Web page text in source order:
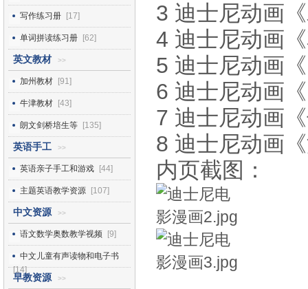
写作练习册 [17]
单词拼读练习册 [62]
英文教材 >>
加州教材 [91]
牛津教材 [43]
朗文剑桥培生等 [135]
英语手工 >>
英语亲子手工和游戏 [44]
主题英语教学资源 [107]
中文资源 >>
语文数学奥数教学视频 [9]
中文儿童有声读物和电子书
[14]
早教资源 >>
3 迪士尼动画
4 迪士尼动画
5 迪士尼动画
6 迪士尼动画
7 迪士尼动画
8 迪士尼动画
内页截图：